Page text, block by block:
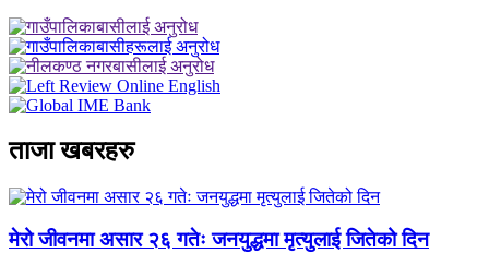
ताजा खबरहरु
मेरो जीवनमा असार २६ गतेः जनयुद्धमा मृत्युलाई जितेको दिन